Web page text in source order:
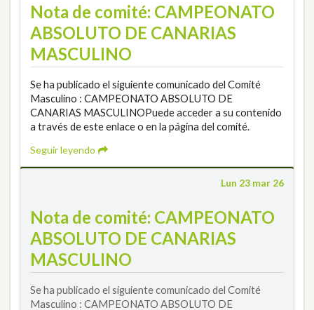
Nota de comité: CAMPEONATO
ABSOLUTO DE CANARIAS
MASCULINO
Se ha publicado el siguiente comunicado del Comité
Masculino : CAMPEONATO ABSOLUTO DE
CANARIAS MASCULINOPuede acceder a su contenido
a través de este enlace o en la página del comité.
Seguir leyendo
Lun 23 mar 26
Nota de comité: CAMPEONATO
ABSOLUTO DE CANARIAS
MASCULINO
Se ha publicado el siguiente comunicado del Comité
Masculino : CAMPEONATO ABSOLUTO DE